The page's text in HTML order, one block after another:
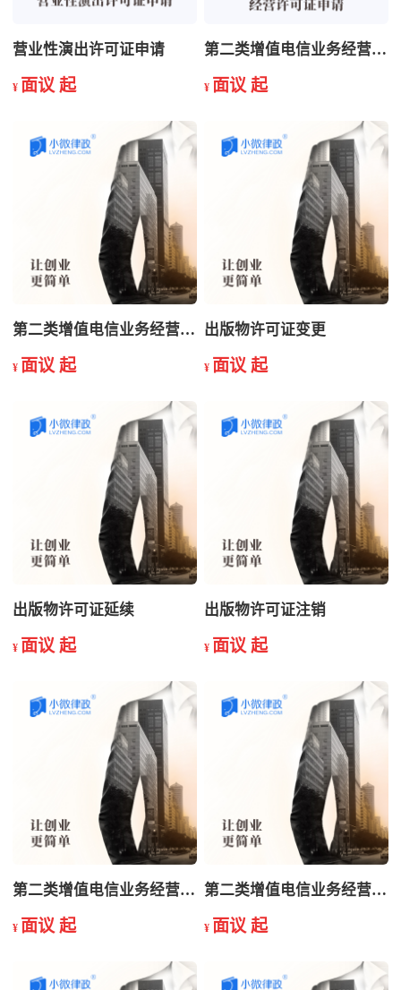
营业性演出许可证申请
¥ 面议 起
第二类增值电信业务经营许可证申请
¥ 面议 起
第二类增值电信业务经营许可证变更
¥ 面议 起
出版物许可证变更
¥ 面议 起
出版物许可证延续
¥ 面议 起
出版物许可证注销
¥ 面议 起
第二类增值电信业务经营许可证延续
¥ 面议 起
第二类增值电信业务经营许可证注销
¥ 面议 起